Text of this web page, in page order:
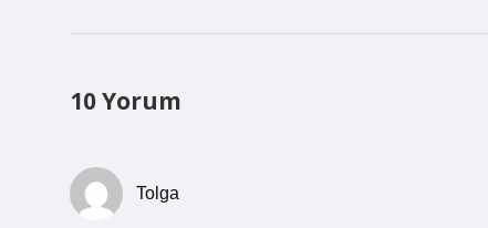
10 Yorum
Tolga